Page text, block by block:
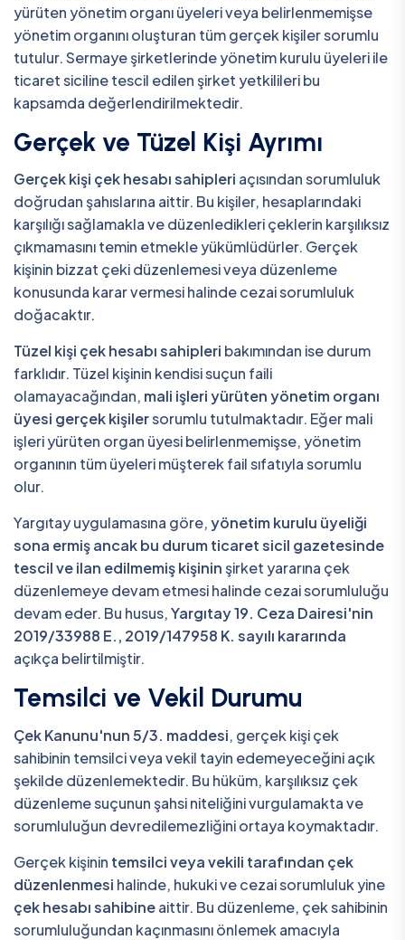
yürüten yönetim organı üyeleri veya belirlenmemişse
yönetim organını oluşturan tüm gerçek kişiler sorumlu
tutulur. Sermaye şirketlerinde yönetim kurulu üyeleri ile
ticaret siciline tescil edilen şirket yetkilileri bu
kapsamda değerlendirilmektedir.
Gerçek ve Tüzel Kişi Ayrımı
Gerçek kişi çek hesabı sahipleri açısından sorumluluk
doğrudan şahıslarına aittir. Bu kişiler, hesaplarındaki
karşılığı sağlamakla ve düzenledikleri çeklerin karşılıksız
çıkmamasını temin etmekle yükümlüdürler. Gerçek
kişinin bizzat çeki düzenlemesi veya düzenleme
konusunda karar vermesi halinde cezai sorumluluk
doğacaktır.
Tüzel kişi çek hesabı sahipleri bakımından ise durum
farklıdır. Tüzel kişinin kendisi suçun faili
olamayacağından, mali işleri yürüten yönetim organı
üyesi gerçek kişilersorumlu tutulmaktadır. Eğer mali
işleri yürüten organ üyesi belirlenmemişse, yönetim
organının tüm üyeleri müşterek fail sıfatıyla sorumlu
olur.
Yargıtay uygulamasına göre,yönetim kurulu üyeliği
sona ermiş ancak bu durum ticaret sicil gazetesinde
tescil ve ilan edilmemiş kişinin şirket yararına çek
düzenlemeye devam etmesi halinde cezai sorumluluğu
devam eder. Bu husus,Yargıtay 19. Ceza Dairesi'nin
2019/33988 E., 2019/147958 K. sayılı kararında
açıkça belirtilmiştir.
Temsilci ve Vekil Durumu
Çek Kanunu'nun 5/3. maddesi, gerçek kişi çek
sahibinin temsilci veya vekil tayin edemeyeceğini açık
şekilde düzenlemektedir. Bu hüküm, karşılıksız çek
düzenleme suçunun şahsi niteliğini vurgulamakta ve
sorumluluğun devredilemezliğini ortaya koymaktadır.
Gerçek kişinin temsilci veya vekili tarafından çek
düzenlenmesi halinde, hukuki ve cezai sorumluluk yine
çek hesabı sahibineaittir. Bu düzenleme, çek sahibinin
sorumluluğundan kaçınmasını önlemek amacıyla